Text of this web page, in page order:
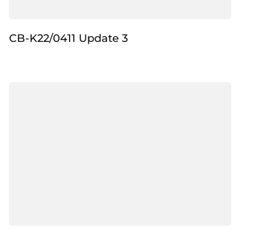
CB-K22/0411 Update 3